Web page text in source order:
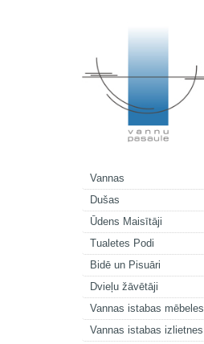
Vannas
Dušas
Ūdens Maisītāji
Tualetes Podi
Bidē un Pisuāri
Dvieļu žāvētāji
Vannas istabas mēbeles
Vannas istabas izlietnes